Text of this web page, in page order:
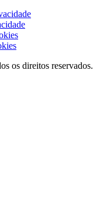
os direitos reservados.